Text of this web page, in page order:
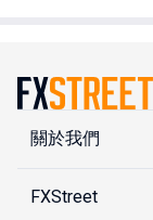
關於我們
FXStreet